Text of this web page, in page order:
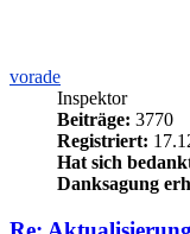
vorade
Inspektor
Beiträge: 3770
Registriert:
Hat sich
Danksagung